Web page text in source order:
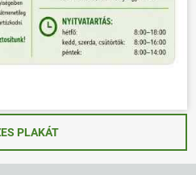
PLAKÁT